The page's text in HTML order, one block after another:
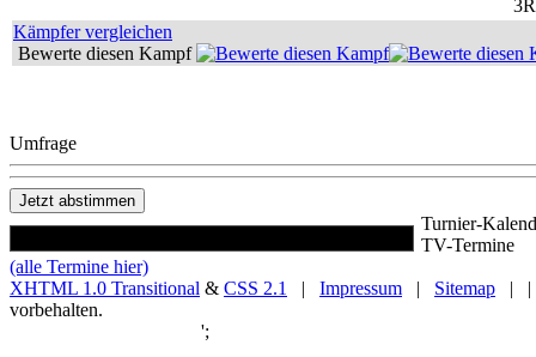
Kämpfer vergleichen
Bewerte diesen Kampf
Umfrage
Turnier-
TV-Termine
(alle Termine hier)
XHTML 1.0 Transitional & CSS 2.1 | Impressum | Sitemap | |
vorbehalten.
';